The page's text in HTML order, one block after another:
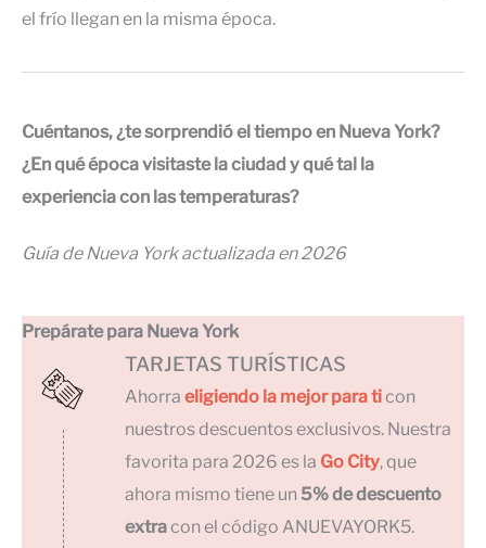
el frío llegan en la misma época.
Cuéntanos, ¿te sorprendió el tiempo en Nueva York?
¿En qué época visitaste la ciudad y qué tal la
experiencia con las temperaturas?
Guía de Nueva York actualizada en 2026
Prepárate para Nueva York
TARJETAS TURÍSTICAS
Ahorra eligiendo la mejor para ticon
nuestros descuentos exclusivos. Nuestra
favorita para 2026 es la Go City, que
ahora mismo tiene un 5% de descuento
extracon el código ANUEVAYORK5.